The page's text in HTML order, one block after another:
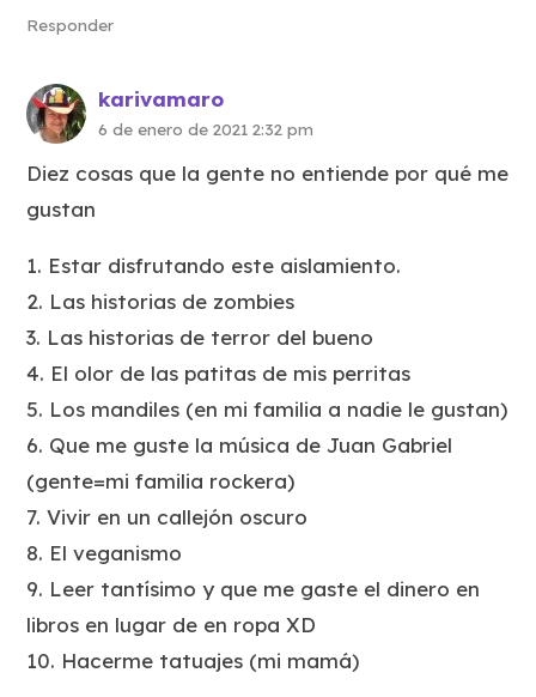
Responder
karivamaro
6 de enero de 2021 2:32 pm
Diez cosas que la gente no entiende por qué me
gustan
1. Estar disfrutando este aislamiento.
2. Las historias de zombies
3. Las historias de terror del bueno
4. El olor de las patitas de mis perritas
5. Los mandiles (en mi familia a nadie le gustan)
6. Que me guste la música de Juan Gabriel
(gente=mi familia rockera)
7. Vivir en un callejón oscuro
8. El veganismo
9. Leer tantísimo y que me gaste el dinero en
libros en lugar de en ropa XD
10. Hacerme tatuajes (mi mamá)